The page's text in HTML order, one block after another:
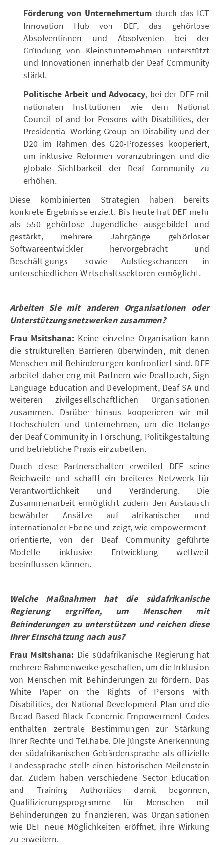
Förderung von Unternehmertum durch das ICT
Innovation Hub von DEF, das gehörlose
Absolventinnen und Absolventen bei der
Gründung von Kleinstunternehmen unterstützt
und Innovationen innerhalb der Deaf Community
stärkt.
Politische Arbeit und Advocacy, bei der DEF mit
nationalen Institutionen wie dem National
Council of and for Persons with Disabilities, der
Presidential Working Group on Disability und der
D20 im Rahmen des G20-Prozesses kooperiert,
um inklusive Reformen voranzubringen und die
globale Sichtbarkeit der Deaf Community zu
erhöhen.
Diese kombinierten Strategien haben bereits
konkrete Ergebnisse erzielt. Bis heute hat DEF mehr
als 550 gehörlose Jugendliche ausgebildet und
gestärkt, mehrere Jahrgänge gehörloser
Softwareentwickler hervorgebracht und
Beschäftigungs- sowie Aufstiegschancen in
unterschiedlichen Wirtschaftssektoren ermöglicht.
Arbeiten Sie mit anderen Organisationen oder
Unterstützungsnetzwerken zusammen?
Frau Msitshana: Keine einzelne Organisation kann
die strukturellen Barrieren überwinden, mit denen
Menschen mit Behinderungen konfrontiert sind. DEF
arbeitet daher eng mit Partnern wie Deaftouch, Sign
Language Education and Development, Deaf SA und
weiteren zivilgesellschaftlichen Organisationen
zusammen. Darüber hinaus kooperieren wir mit
Hochschulen und Unternehmen, um die Belange
der Deaf Community in Forschung, Politikgestaltung
und betriebliche Praxis einzubetten.
Durch diese Partnerschaften erweitert DEF seine
Reichweite und schafft ein breiteres Netzwerk für
Verantwortlichkeit und Veränderung. Die
Zusammenarbeit ermöglicht zudem den Austausch
bewährter Ansätze auf afrikanischer und
internationaler Ebene und zeigt, wie empowerment-
orientierte, von der Deaf Community geführte
Modelle inklusive Entwicklung weltweit
beeinflussen können.
Welche Maßnahmen hat die südafrikanische
Regierung ergriffen, um Menschen mit
Behinderungen zu unterstützen und reichen diese
Ihrer Einschätzung nach aus?
Frau Msitshana: Die südafrikanische Regierung hat
mehrere Rahmenwerke geschaffen, um die Inklusion
von Menschen mit Behinderungen zu fördern. Das
White Paper on the Rights of Persons with
Disabilities, der National Development Plan und die
Broad-Based Black Economic Empowerment Codes
enthalten zentrale Bestimmungen zur Stärkung
ihrer Rechte und Teilhabe. Die jüngste Anerkennung
der südafrikanischen Gebärdensprache als offizielle
Landessprache stellt einen historischen Meilenstein
dar. Zudem haben verschiedene Sector Education
and Training Authorities damit begonnen,
Qualifizierungsprogramme für Menschen mit
Behinderungen zu finanzieren, was Organisationen
wie DEF neue Möglichkeiten eröffnet, ihre Wirkung
zu erweitern.